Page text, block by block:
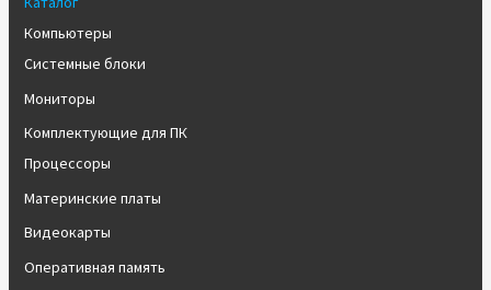
Компьютеры
Системные блоки
Мониторы
Комплектующие для ПК
Процессоры
Материнские платы
Видеокарты
Оперативная память